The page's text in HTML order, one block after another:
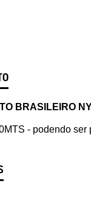
BRASILEIRO
- podendo